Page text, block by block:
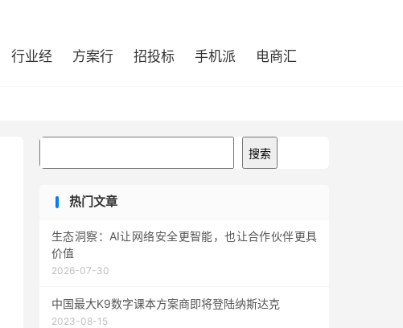
行业经 方案行 招投标 手机派 电商汇
搜索
搜索
热门文章
生态洞察：AI让网络安全更智能，也让合作伙伴更具
价值
2026-07-30
中国最大K9数字课本方案商即将登陆纳斯达克
2023-08-15